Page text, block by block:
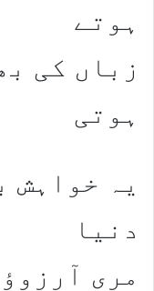
ہوتے
زباں کی
ہوتی
یہ خواہش
دنیا
مری